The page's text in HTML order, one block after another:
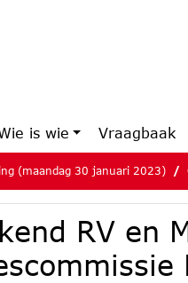
is wie Vraagbaak
(maandag 30 januari 2023)
RV en